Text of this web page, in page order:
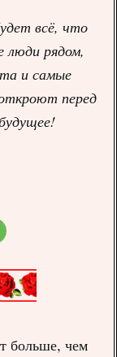
всё, что
люди рядом,
и самые
перед
больше, чем